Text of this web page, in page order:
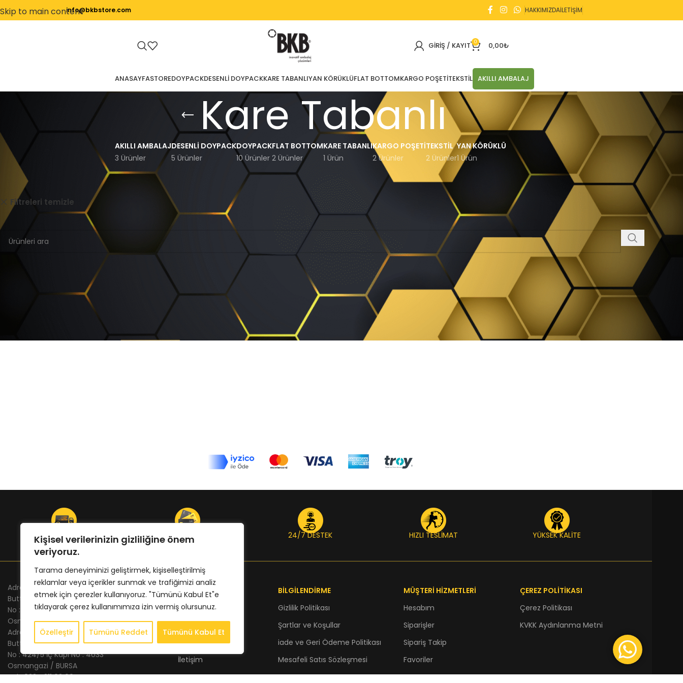
Kişisel verilerinizin gizliliğine önem
veriyoruz.
Tarama deneyiminizi geliştirmek, kişiselleştirilmiş
reklamlar veya içerikler sunmak ve trafiğimizi analiz
etmek için çerezler kullanıyoruz. "Tümünü Kabul Et"e
tıklayarak çerez kullanımımıza izin vermiş olursunuz.
Özelleştir Tümünü Reddet Tümünü Kabul Et
Skip to main contentinfo@bkbstore.com HAKKIMIZDAİLETİŞİM
GIRIŞ / KAYIT 0 0,00₺
ANASAYFASTOREDOYPACKDESENLI DOYPACKKARE TABANLIYAN KÖRÜKLÜFLAT BOTTOMKARGO POŞETITEKSTIL AKILLI AMBALAJ
Kare Tabanlı
AKILLI AMBALAJ
3 Ürünler
DESENLI DOYPACK
5 Ürünler
DOYPACK
10 Ürünler
FLAT BOTTOM
2 Ürünler
KARE TABANLI
1 Ürün
KARGO POŞETI
2 Ürünler
TEKSTIL
2 Ürünler
YAN KÖRÜKLÜ
1 Ürün
Ana Sayfa
Filtreleri temizle Yan Körüklü
Seçiminizle eşleşen ürün bulunamadı.
ÜCRETSİZ KARGO ONLINE ÖDEME 24/7 DESTEK HIZLI TESLİMAT YÜKSEK KALİTE
Adres Merkez : Altınova Mh. Fuar Cd.
Buttim Plaza
No : 23 Kat : 24 İç Kapı No : 2402
Osmangazi / BURSA
Adres Şube : Altınova Mh. İstanbul Cd.
Buttim İş Merkezi
No : 424/5 İç Kapı No : 4033
Osmangazi / BURSA
Tel : 0224 211 62 66
KURUMSAL
Anasayfa
Store
İletişim
BİLGİLENDİRME
Gizlilik Politikası
Şartlar ve Koşullar
iade ve Geri Ödeme Politikası
Mesafeli Satıs Sözleşmesi
MÜŞTERİ HİZMETLERİ
Hesabım
Siparişler
Sipariş Takip
Favoriler
ÇEREZ POLİTİKASI
Çerez Politikası
KVKK Aydınlanma Metni